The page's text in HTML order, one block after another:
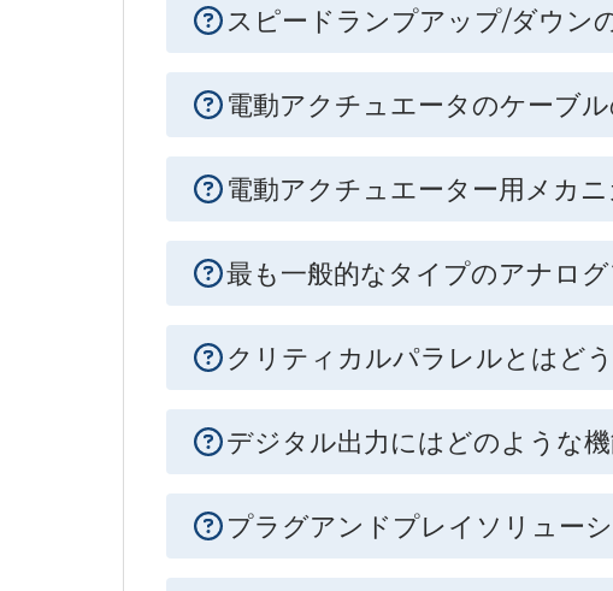
スピードランプアップ/ダウン
電動アクチュエータのケーブル
電動アクチュエーター用メカ
最も一般的なタイプのアナロ
クリティカルパラレルとはど
デジタル出力にはどのような
プラグアンドプレイソリュー